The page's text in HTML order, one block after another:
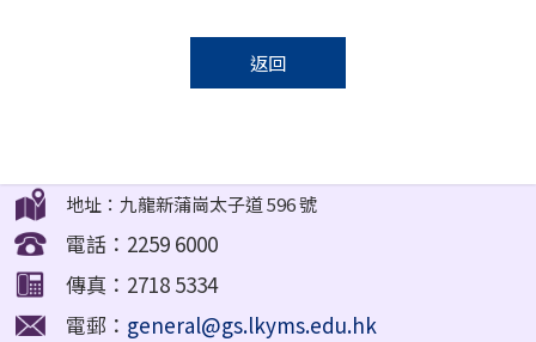
返回
地址：九龍新蒲崗太子道 596 號
電話：2259 6000
傳真：2718 5334
電郵： general@gs.lkyms.edu.hk